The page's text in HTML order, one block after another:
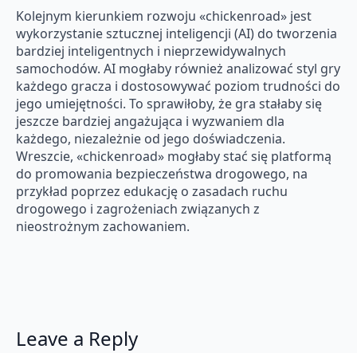
Kolejnym kierunkiem rozwoju «chickenroad» jest
wykorzystanie sztucznej inteligencji (AI) do tworzenia
bardziej inteligentnych i nieprzewidywalnych
samochodów. AI mogłaby również analizować styl gry
każdego gracza i dostosowywać poziom trudności do
jego umiejętności. To sprawiłoby, że gra stałaby się
jeszcze bardziej angażująca i wyzwaniem dla
każdego, niezależnie od jego doświadczenia.
Wreszcie, «chickenroad» mogłaby stać się platformą
do promowania bezpieczeństwa drogowego, na
przykład poprzez edukację o zasadach ruchu
drogowego i zagrożeniach związanych z
nieostrożnym zachowaniem.
Leave a Reply